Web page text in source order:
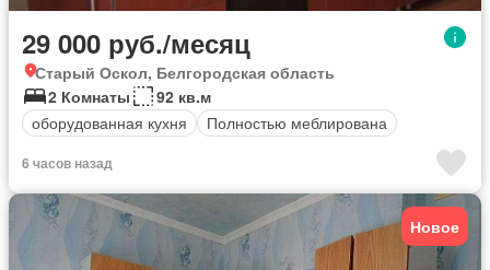
29 000 руб./месяц
Старый Оскол, Белгородская область
2 Комнаты
92 кв.м
оборудованная кухня
Полностью меблирована
6 часов назад
Новое